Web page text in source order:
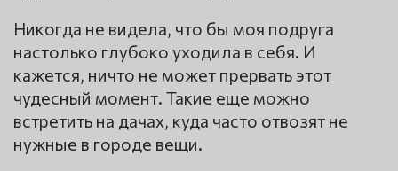
Никогда не видела, что бы моя подруга
настолько глубоко уходила в себя. И
кажется, ничто не может прервать этот
чудесный момент. Такие еще можно
встретить на дачах, куда часто отвозят не
нужные в городе вещи.